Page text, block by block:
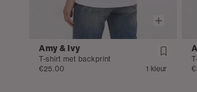
Amy & Ivy
T-shirt met backprint
€25.00
1 kleur